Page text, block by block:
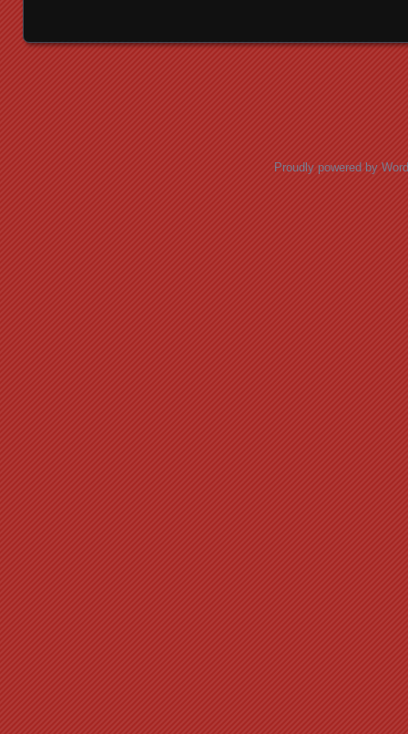
Proudly powered by